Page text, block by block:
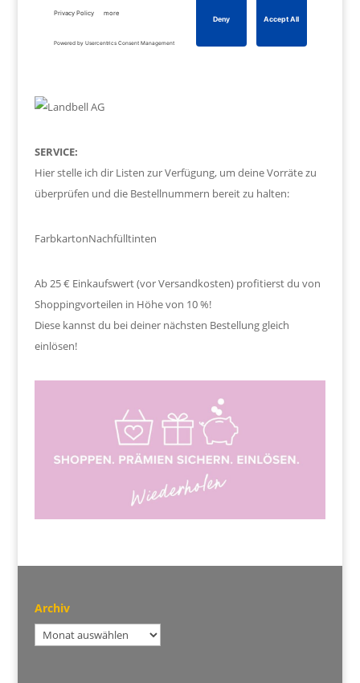
SERVICE:
Hier stelle ich dir Listen zur Verfügung, um deine Vorräte zu
überprüfen und die Bestellnummern bereit zu halten:
FarbkartonNachfülltinten
Ab 25 € Einkaufswert (vor Versandkosten) profitierst du von
Shoppingvorteilen in Höhe von 10 %!
Diese kannst du bei deiner nächsten Bestellung gleich
einlösen!
Archiv
Archiv